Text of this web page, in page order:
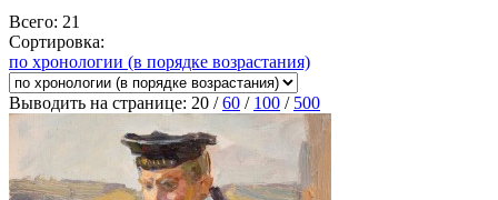
Всего: 21
Сортировка:
по хронологии (в порядке возрастания)
Выводить на странице: 20 /60 / 100 / 500